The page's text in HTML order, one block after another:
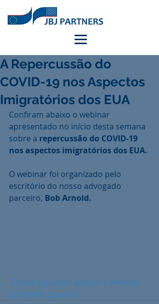
A Repercussão do
COVID-19 nos Aspectos
Imigratórios dos EUA
Confiram abaixo o webinar
apresentado no início desta semana
sobre a repercussão do COVID-19
nos aspectos imigratórios dos EUA.
O webinar foi organizado pelo
escritório do nosso advogado
parceiro, Bob Arnold.
Clique aqui para assistir o webinar
completo, gravado.